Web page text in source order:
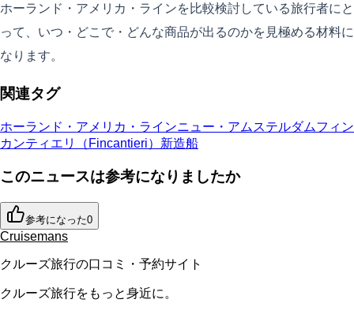
ホーランド・アメリカ・ラインを比較検討している旅行者にと
って、いつ・どこで・どんな商品が出るのかを見極める材料に
なります。
関連タグ
ホーランド・アメリカ・ラインニュー・アムステルダムフィン
カンティエリ（Fincantieri） 新造船
このニュースは参考になりましたか
参考になった0
Cruisemans
クルーズ旅行の口コミ・予約サイト
クルーズ旅行をもっと身近に。